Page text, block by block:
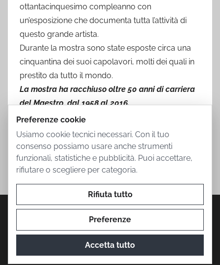
ottantacinquesimo compleanno con
un’esposizione che documenta tutta l’attività di
questo grande artista.
Durante la mostra sono state esposte circa una
cinquantina dei suoi capolavori, molti dei quali in
prestito da tutto il mondo.
La mostra ha racchiuso oltre 50 anni di carriera
del Maestro, dal 1958 al 2016.
Informazioni societarie
© 2026 Mostra Botero. Prodotto daThe Conure Group
Preferenze cookie
Usiamo cookie tecnici necessari. Con il tuo
consenso possiamo usare anche strumenti
funzionali, statistiche e pubblicità. Puoi accettare,
rifiutare o scegliere per categoria.
Rifiuta tutto
Preferenze
Accetta tutto